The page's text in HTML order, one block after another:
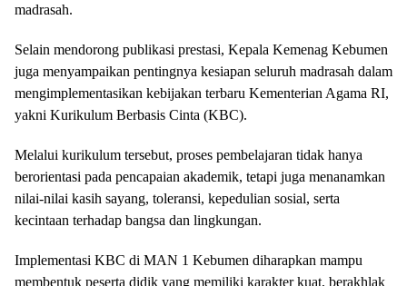
madrasah.
Selain mendorong publikasi prestasi, Kepala Kemenag Kebumen
juga menyampaikan pentingnya kesiapan seluruh madrasah dalam
mengimplementasikan kebijakan terbaru Kementerian Agama RI,
yakni Kurikulum Berbasis Cinta (KBC).
Melalui kurikulum tersebut, proses pembelajaran tidak hanya
berorientasi pada pencapaian akademik, tetapi juga menanamkan
nilai-nilai kasih sayang, toleransi, kepedulian sosial, serta
kecintaan terhadap bangsa dan lingkungan.
Implementasi KBC di MAN 1 Kebumen diharapkan mampu
membentuk peserta didik yang memiliki karakter kuat, berakhlak